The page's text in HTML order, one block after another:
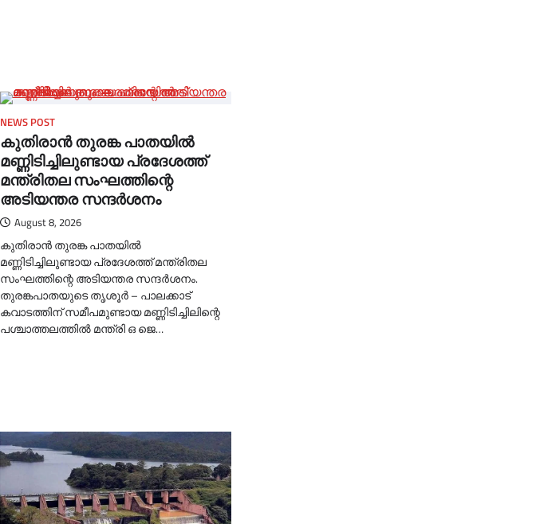
NEWS POST
കുതിരാന്‍ തുരങ്ക പാതയില്‍
മണ്ണിടിച്ചിലുണ്ടായ പ്രദേശത്ത്
മന്ത്രിതല സംഘത്തിന്റെ
അടിയന്തര സന്ദര്‍ശനം
August 8, 2026
കുതിരാന്‍ തുരങ്ക പാതയില്‍
മണ്ണിടിച്ചിലുണ്ടായ പ്രദേശത്ത് മന്ത്രിതല
സംഘത്തിന്റെ അടിയന്തര സന്ദര്‍ശനം.
തുരങ്കപാതയുടെ തൃശൂര്‍ – പാലക്കാട്
കവാടത്തിന് സമീപമുണ്ടായ മണ്ണിടിച്ചിലിന്റെ
പശ്ചാത്തലത്തില്‍ മന്ത്രി ഒ ജെ…